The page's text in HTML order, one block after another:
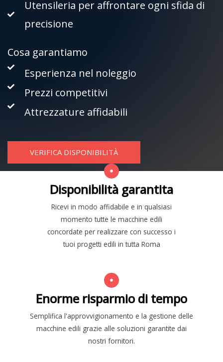
Utensileria per affrontare ogni sfida di
precisione
Cosa garantiamo
Esperienza nel noleggio
Prezzi competitivi
Attrezzature affidabili
VERIFICA DISPONIBILITÀ
Disponibilità garantita
Ricevi in modo affidabile e in qualsiasi
momento tutte le macchine edili
concordate per realizzare con successo i
tuoi progetti edili in tutta Roma
Enorme risparmio di tempo
Semplifica l'approvvigionamento e la gestione delle
macchine edili grazie alle soluzioni garantite dai
nostri fornitori.